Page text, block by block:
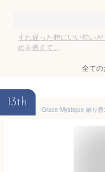
すれ違った時にいい匂い
めを教えて。
全ての
13th